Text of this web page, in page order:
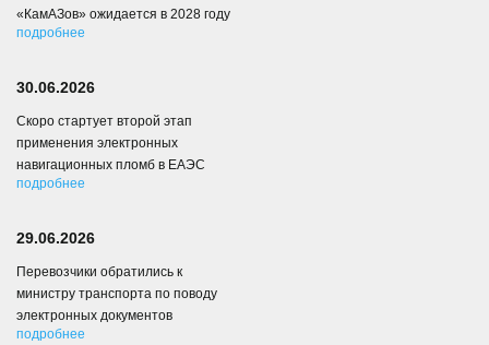
«КамАЗов» ожидается в 2028 году
подробнее
30.06.2026
Скоро стартует второй этап
применения электронных
навигационных пломб в ЕАЭС
подробнее
29.06.2026
Перевозчики обратились к
министру транспорта по поводу
электронных документов
подробнее